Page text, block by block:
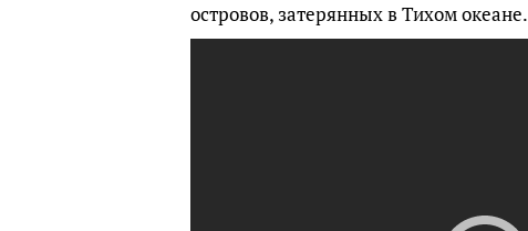
островов, затерянных в Тихом океане.